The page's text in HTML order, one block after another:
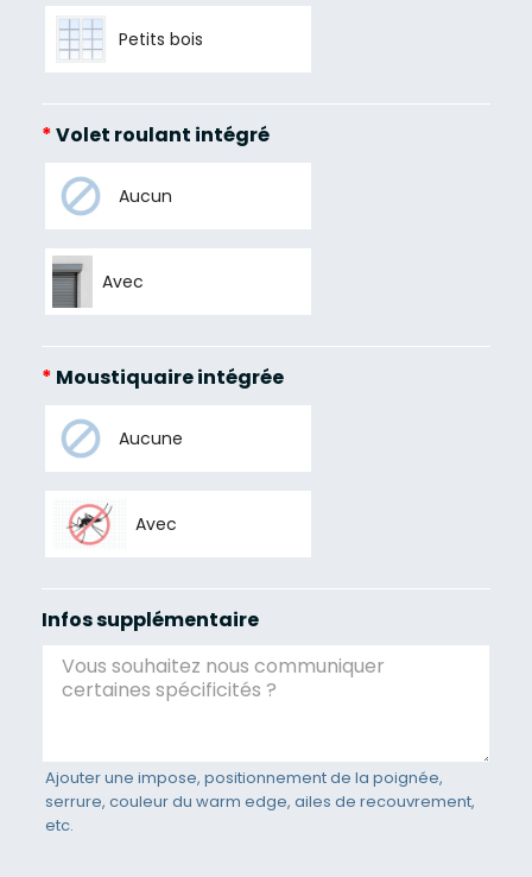
Petits bois
*Volet roulant intégré
Aucun
Avec
* Moustiquaire intégrée
Aucune
Avec
Infos supplémentaire
Ajouter une impose, positionnement de la poignée,
serrure, couleur du warm edge, ailes de recouvrement,
etc.